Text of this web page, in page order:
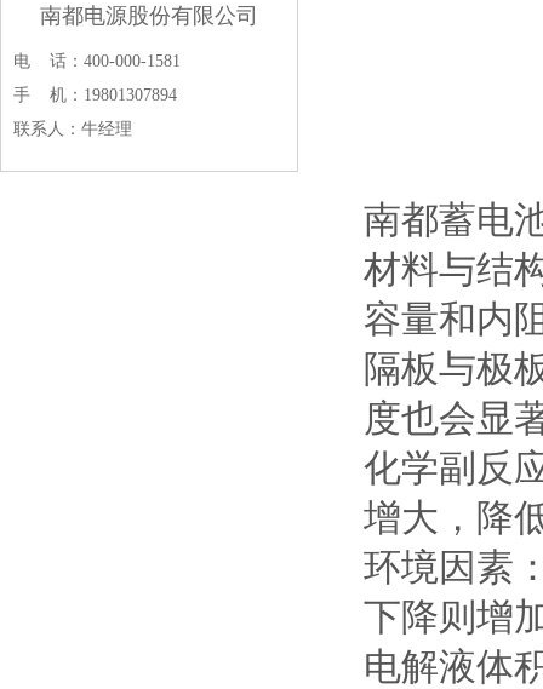
南都电源股份有限公司
电 话：400-000-1581
手 机：19801307894
联系人：牛经理
南都蓄电
材料与结
容量和内
隔板与极
度也会显
化学副反
增大，降
环境因素‌
下降则增
电解液体